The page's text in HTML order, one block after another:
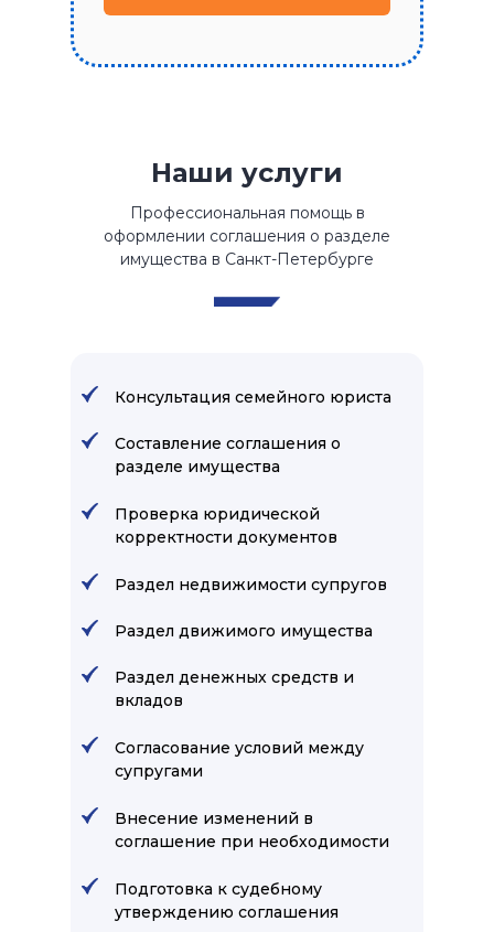
Наши услуги
Профессиональная помощь в
оформлении соглашения о разделе
имущества в Санкт-Петербурге
Консультация семейного юриста
Проверка юридической
корректности документов
Раздел движимого имущества
Согласование условий между
супругами
Составление соглашения о
разделе имущества
Раздел недвижимости супругов
Раздел денежных средств и
вкладов
Внесение изменений в
соглашение при необходимости
Подготовка к судебному
утверждению соглашения